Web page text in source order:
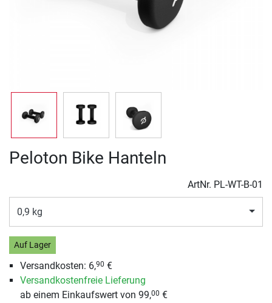
Peloton Bike Hanteln
ArtNr. PL-WT-B-01
0,9 kg
Auf Lager
Versandkosten: 6,90 €
Versandkostenfreie Lieferung
ab einem Einkaufswert von 99,00 €